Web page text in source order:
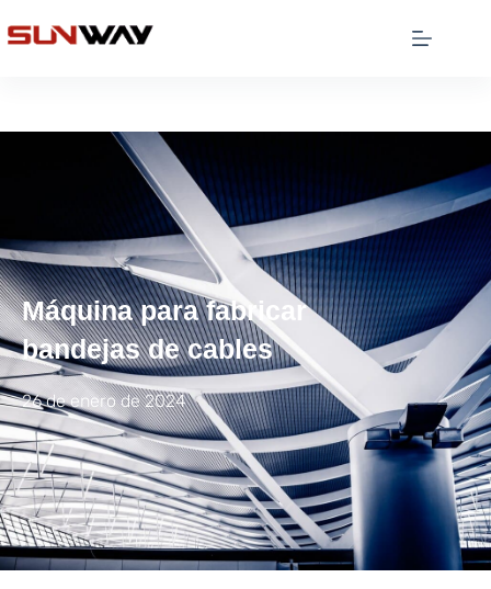
Máquina para fabricar
bandejas de cables
26 de enero de 2024